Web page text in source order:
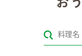
レシピカテゴリ一覧